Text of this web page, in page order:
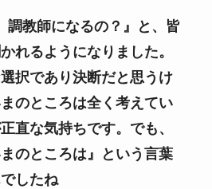
調教師になるの？』と、皆
れるようになりました。
択であり決断だと思うけ
のところは全く考えてい
直な気持ちです。でも、
のところは』という言葉
したね